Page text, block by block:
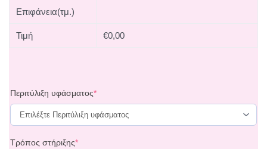
Επιφάνεια(τμ.)
Τιμή €0,00
Περιτύλιξη υφάσματος*
Τρόπος στήριξης*